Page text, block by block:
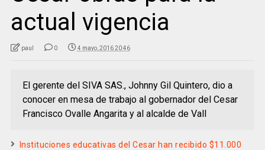
actual vigencia
paul 0 4 mayo, 2016 20:46
El gerente del SIVA SAS., Johnny Gil Quintero, dio a
conocer en mesa de trabajo al gobernador del Cesar
Francisco Ovalle Angarita y al alcalde de Vall
Instituciones educativas del Cesar han recibido $11.000